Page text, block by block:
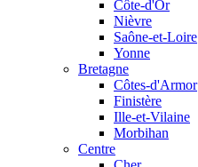
Côte-d'Or
Nièvre
Saône-et-Loire
Yonne
Bretagne
Côtes-d'Armor
Finistère
Ille-et-Vilaine
Morbihan
Centre